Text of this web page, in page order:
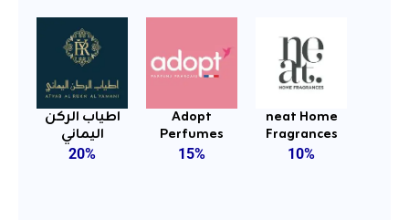
اطياب الركن
اليماني
20%
Adopt
Perfumes
15%
neat Home
Fragrances
10%